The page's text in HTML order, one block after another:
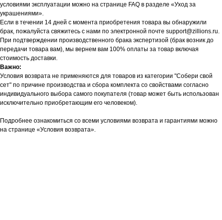
условиями эксплуатации можно на странице FAQ в разделе «Уход за
украшениями».
Если в течении 14 дней с момента приобретения товара вы обнаружили
брак, пожалуйста свяжитесь с нами по электронной почте support@zillions.ru.
При подтверждении производственного брака экспертизой (брак возник до
передачи товара вам), мы вернем вам 100% оплаты за товар включая
стоимость доставки.
Важно:
Условия возврата не применяются для товаров из категории "Собери свой
сет" по причине производства и сбора комплекта со свойствами согласно
индивидуального выбора самого покупателя (товар может быть использован
исключительно приобретающим его человеком).
Подробнее ознакомиться со всеми условиями возврата и гарантиями можно
на странице «Условия возврата».